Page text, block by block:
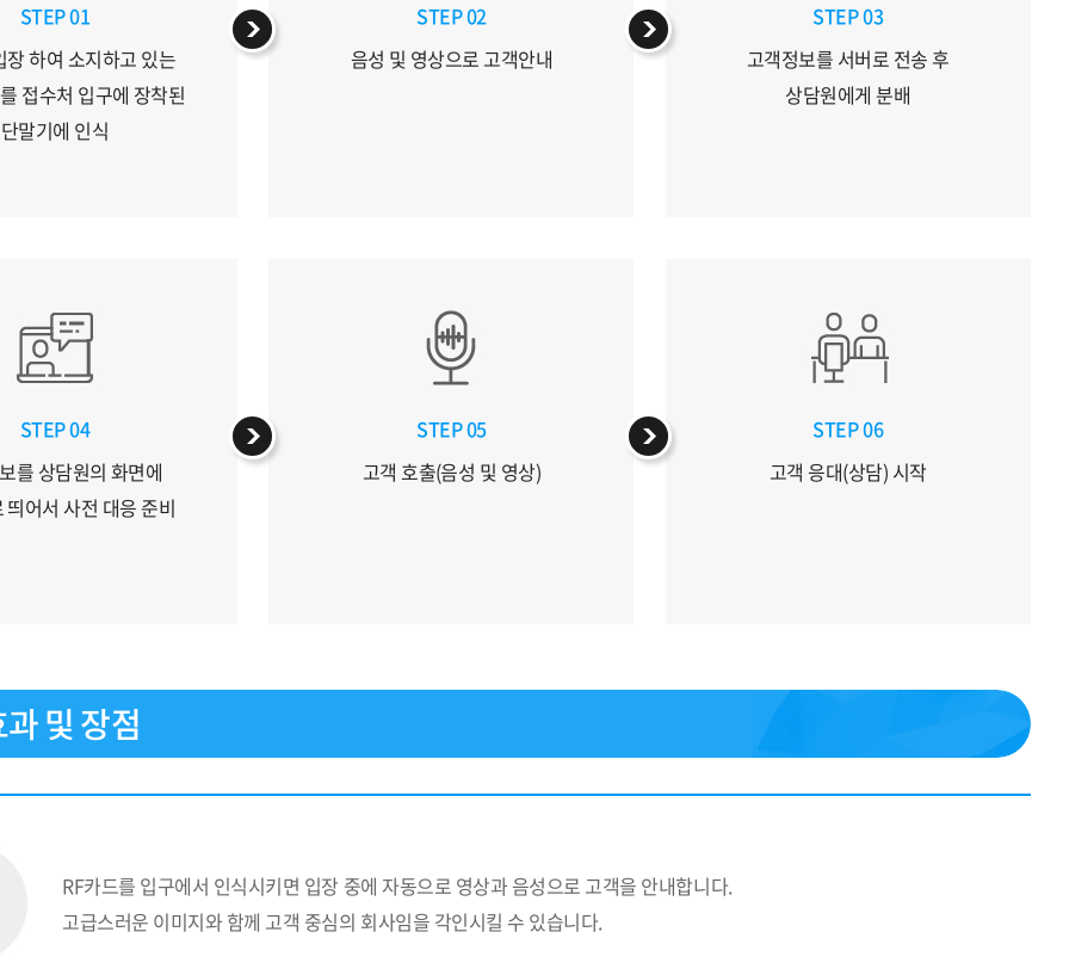
STEP 01
장 하여 소지하고 있는
접수처 입구에 장착된
단말기에 인식
STEP 02
음성 및 영상으로 고객안내
STEP 03
고객정보를 서버로 전송 후
상담원에게 분배
STEP 04
를 상담원의 화면에
띄어서 사전 대응 준비
STEP 05
고객 호출(음성 및 영상)
STEP 06
고객 응대(상담) 시작
및 장점
RF카드를 입구에서 인식시키면 입장 중에 자동으로 영상과 음성으로 고객을 안내합니다.
고급스러운 이미지와 함께 고객 중심의 회사임을 각인시킬 수 있습니다.